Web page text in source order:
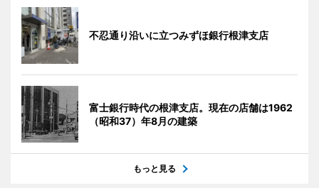
不忍通り沿いに立つみずほ銀行根津支店
富士銀行時代の根津支店。現在の店舗は1962
（昭和37）年8月の建築
もっと見る